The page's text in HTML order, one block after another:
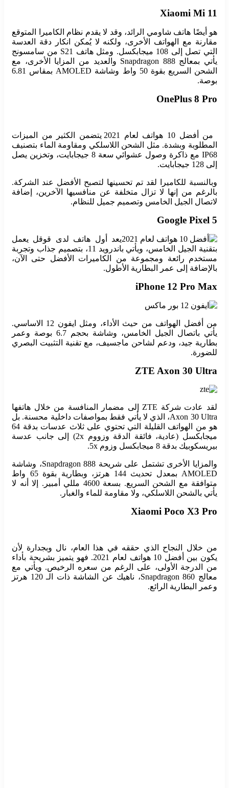
Xiaomi Mi 11
هو أيضًا هاتف شاومي الرائد، وقد لا يقدم نظام الكاميرا المتوقع
مقارنة مع الهواتف الأخرى، ولكنه لا يُمكن انكار دقة العدسة
التي تصل إلى 108 ميجابكسل. ومثل هاتف S21 من سامسونج
يأتي بمعالج Snapdragon 888 والعديد من المزايا الأخرى، مع
الشحن السريع بقوة 50 واط وشاشة AMOLED بمقاس 6.81
بوصة.
OnePlus 8 Pro
من أفضل 10 هواتف لعام 2021 يتضمن الكثير من الميزات
المطلوبة وبشدة. مثل الشحن اللاسلكي ومقاومة الماء بتصنيف
IP68 مع ذاكرة وصول عشوائي سعة 8 جيجابايت، وتخزين يصل
إلى 128 جيجابايت.
وبالنسبة للكاميرا لقد تم تحسينها لتصبح الأفضل عند الشركة.
بالرغم من إنها لا تزال متخلفة عن منافسيها الآخرين، إضافة
لاتصال الجيل الخامس وتصميم جميل للنظام.
Google Pixel 5
يعد أول هاتف لدى قوقل يعمل
بتقنية الجيل الخامس، ويأتي باندرويد 11، بتصميم جذاب وتجربة
مستخدم رائعة ومجموعة من الكاميرات الأفضل حتى الآن،
بالإضافة إلى عمر البطارية الأطول.
iPhone 12 Pro Max
من أفضل الهواتف من حيث الأداء، ومثل ايفون 12 الاساسي.
يأتي باتصال الجيل الخامس، وشاشة بحجم 6.7 بوصة وعمر
بطارية جيد، ودعم لشاحن ماجسيف، مع تقنية التثبيت البصري
للضورة.
ZTE Axon 30 Ultra
لقد عادت شركة ZTE إلى مضمار المنافسة من خلال هاتفها
Axon 30 Ultra، الذي لا يأتي فقط بمواصفات داخلية محسنة. بل
هو من الهواتف القليلة التي تحتوي على ثلاث عدسات بدقة 64
ميجابكسل (عادية، فائقة الدقة وزووم 2x) إلى جانب عدسة
بيريسكوبيك بدقة 8 ميجابكسل وزوم 5x.
والمزايا الأخرى تشتمل على شريحة Snapdragon 888، وشاشة
AMOLED بمعدل تحديث 144 هرتز، وبطارية بقوة 65 واط
متوافقة مع الشحن السريع. بسعة 4600 مللي أمبير. إلا أنه لا
يأتي بالشحن اللاسلكي، ولا مقاومة للماء والغبار.
Xiaomi Poco X3 Pro
من خلال النجاح الذي حققه في هذا العام، نال وبجدارة لأن
يكون بين أفضل 10 هواتف لعام 2021. فهو يتميز بشريحة بأداء
من الدرجة الأولى، على الرغم من سعره الرخيص. ويأتي مع
معالج Snapdragon 860، ناهيك عن الشاشة ذات الـ 120 هرتز
وعمر البطارية الرائع.